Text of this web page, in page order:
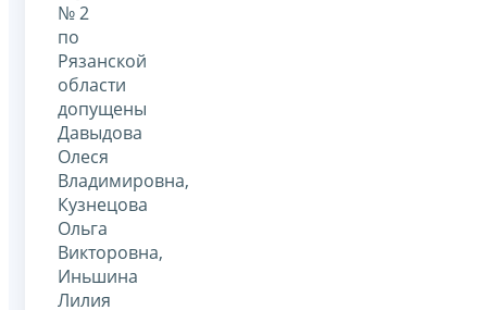
№ 2
по
Рязанской
области
допущены
Давыдова
Олеся
Владимировна,
Кузнецова
Ольга
Викторовна,
Иньшина
Лилия